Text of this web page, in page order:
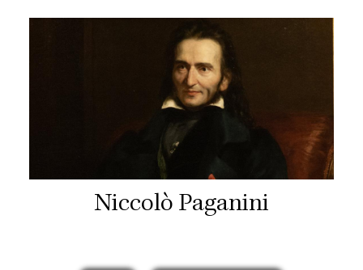
Niccolò Paganini